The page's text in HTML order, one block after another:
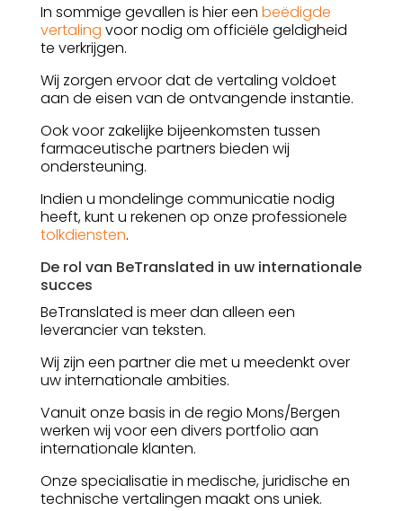
In sommige gevallen is hier een beëdigde
vertaling voor nodig om officiële geldigheid
te verkrijgen.
Wij zorgen ervoor dat de vertaling voldoet
aan de eisen van de ontvangende instantie.
Ook voor zakelijke bijeenkomsten tussen
farmaceutische partners bieden wij
ondersteuning.
Indien u mondelinge communicatie nodig
heeft, kunt u rekenen op onze professionele
tolkdiensten.
De rol van BeTranslated in uw internationale
succes
BeTranslated is meer dan alleen een
leverancier van teksten.
Wij zijn een partner die met u meedenkt over
uw internationale ambities.
Vanuit onze basis in de regio Mons/Bergen
werken wij voor een divers portfolio aan
internationale klanten.
Onze specialisatie in medische, juridische en
technische vertalingen maakt ons uniek.